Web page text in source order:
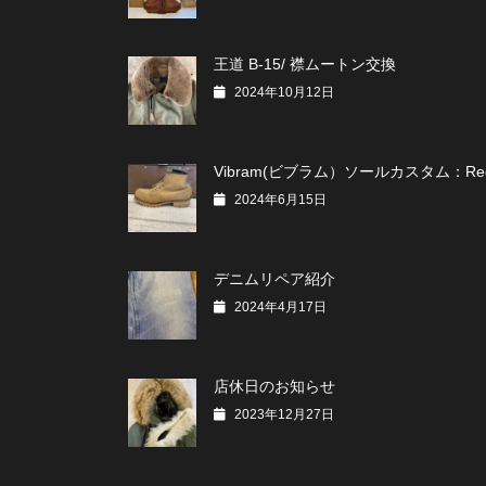
王道 B-15/ 襟ムートン交換
2024年10月12日
Vibram(ビブラム）ソールカスタム：
2024年6月15日
デニムリペア紹介
2024年4月17日
店休日のお知らせ
2023年12月27日